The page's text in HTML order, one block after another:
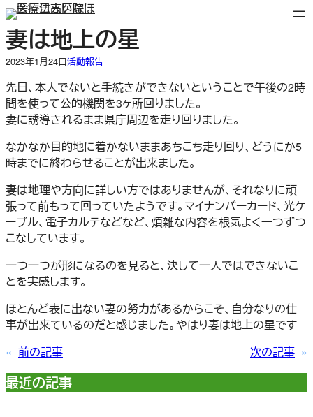
内
容
を
ス
ッ
プ
妻は地上の星
2023年1月24日活動報告
先日、本人でないと手続きができないということで午後の2時
間を使って公的機関を3ヶ所回りました。
妻に誘導されるまま県庁周辺を走り回りました。
なかなか目的地に着かないままあちこち走り回り、どうにか5
時までに終わらせることが出来ました。
妻は地理や方向に詳しい方ではありませんが、それなりに頑
張って前もって回っていたようです。マイナンバーカード、光ケ
ーブル、電子カルテなどなど、煩雑な内容を根気よく一つずつ
こなしています。
一つ一つが形になるのを見ると、決して一人ではできないこ
とを実感します。
ほとんど表に出ない妻の努力があるからこそ、自分なりの仕
事が出来ているのだと感じました。やはり妻は地上の星です
« 前の記事 次の記事 »
最近の記事